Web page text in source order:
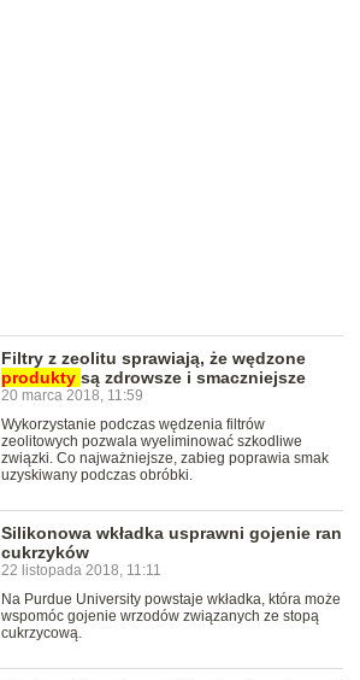
Filtry z zeolitu sprawiają, że wędzone
produkty są zdrowsze i smaczniejsze
20 marca 2018, 11:59
Wykorzystanie podczas wędzenia filtrów
zeolitowych pozwala wyeliminować szkodliwe
związki. Co najważniejsze, zabieg poprawia smak
uzyskiwany podczas obróbki.
Silikonowa wkładka usprawni gojenie ran
cukrzyków
22 listopada 2018, 11:11
Na Purdue University powstaje wkładka, która może
wspomóc gojenie wrzodów związanych ze stopą
cukrzycową.